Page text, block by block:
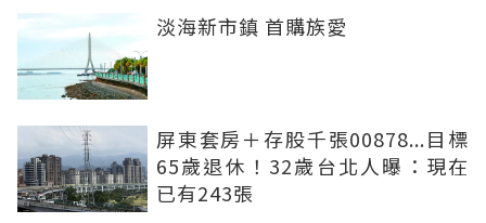
淡海新市鎮 首購族愛
屏東套房＋存股千張00878...目標
65歲退休！32歲台北人曝：現在
已有243張